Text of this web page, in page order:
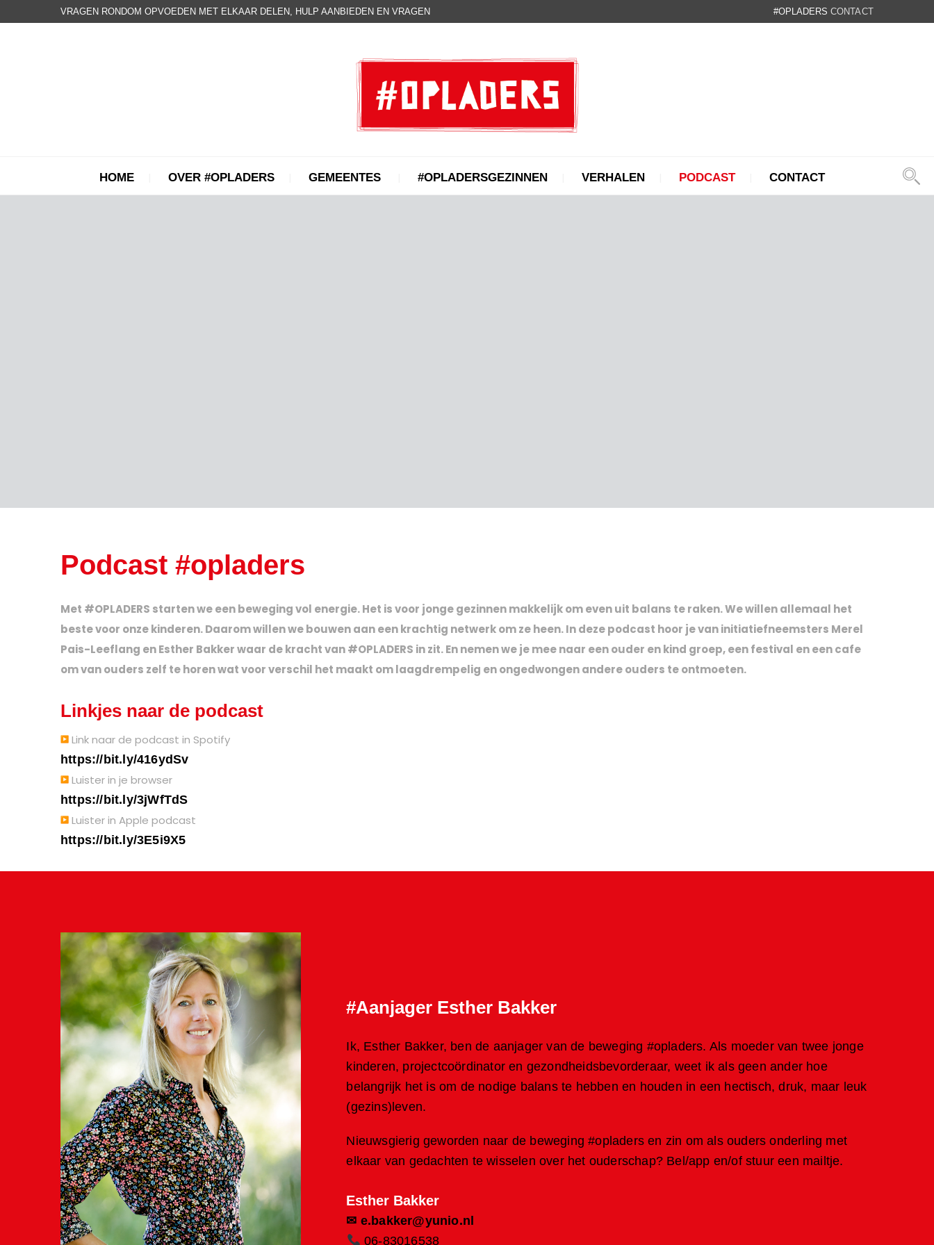
VRAGEN RONDOM OPVOEDEN MET ELKAAR DELEN, HULP AANBIEDEN EN VRAGEN #OPLADERS CONTACT
HOME OVER #OPLADERS GEMEENTES #OPLADERSGEZINNEN VERHALEN PODCAST CONTACT
Podcast #opladers
Met #OPLADERS starten we een beweging vol energie. Het is voor jonge gezinnen makkelijk om even uit balans te raken. We willen allemaal het
beste voor onze kinderen. Daarom willen we bouwen aan een krachtig netwerk om ze heen. In deze podcast hoor je van initiatiefneemsters Merel
Pais-Leeflang enEsther Bakker waar de kracht van #OPLADERS in zit. En nemen we je mee naar een ouder en kind groep, een festival en een cafe
om van ouders zelf te horen wat voor verschil het maakt om laagdrempelig en ongedwongen andere ouders te ontmoeten.
Linkjes naar de podcast
Link naar de podcast in Spotify
https://bit.ly/416ydSv
Luister in je browser
https://bit.ly/3jWfTdS
Luister in Apple podcast
https://bit.ly/3E5i9X5
#Aanjager Esther Bakker
Ik, Esther Bakker, ben de aanjager van de beweging #opladers. Als moeder van twee jonge
kinderen, projectcoördinator en gezondheidsbevorderaar, weet ik als geen ander hoe
belangrijk het is om de nodige balans te hebben en houden in een hectisch, druk, maar leuk
(gezins)leven.
Nieuwsgierig geworden naar de beweging #opladers en zin om als ouders onderling met
elkaar van gedachten te wisselen over het ouderschap? Bel/app en/of stuur een mailtje.
Esther Bakker
✉ e.bakker@yunio.nl
06-83016538